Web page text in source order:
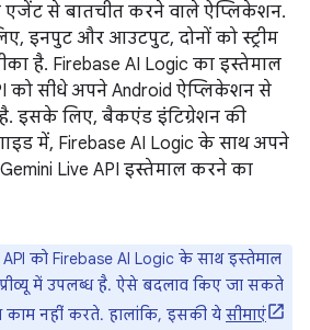
एजेंट से बातचीत करने वाले ऐप्लिकेशन.
इनपुट और आउटपुट, दोनों को स्ट्रीम
है. Firebase AI Logic का इस्तेमाल
को सीधे अपने Android ऐप्लिकेशन से
इसके लिए, बैकएंड इंटिग्रेशन की
में, Firebase AI Logic के साथ अपने
Live API इस्तेमाल करने का
API को Firebase AI Logic के साथ इस्तेमाल
में उपलब्ध है. ऐसे बदलाव किए जा सकते
काम नहीं करते. हालांकि, इसकी ये सीमाएं